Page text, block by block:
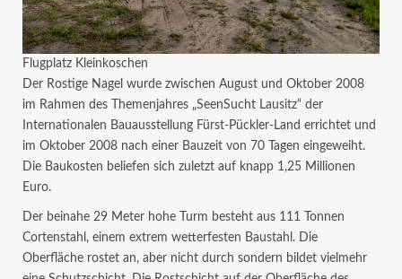
Flugplatz Kleinkoschen
Der Rostige Nagel wurde zwischen August und Oktober 2008
im Rahmen des Themenjahres „SeenSucht Lausitz“ der
Internationalen Bauausstellung Fürst-Pückler-Land errichtet und
im Oktober 2008 nach einer Bauzeit von 70 Tagen eingeweiht.
Die Baukosten beliefen sich zuletzt auf knapp 1,25 Millionen
Euro.
Der beinahe 29 Meter hohe Turm besteht aus 111 Tonnen
Cortenstahl, einem extrem wetterfesten Baustahl. Die
Oberfläche rostet an, aber nicht durch sondern bildet vielmehr